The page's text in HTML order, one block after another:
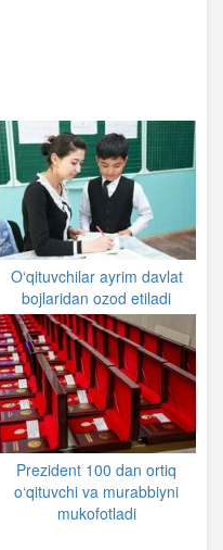
O‘qituvchilar ayrim davlat
bojlaridan ozod etiladi
Prezident 100 dan ortiq
o‘qituvchi va murabbiyni
mukofotladi